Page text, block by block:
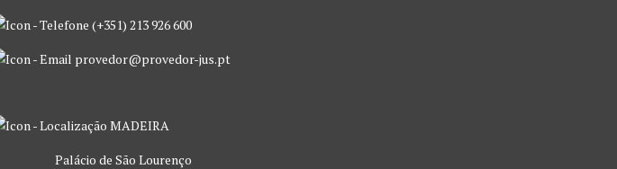
(+351) 213 926 600
provedor@provedor-jus.pt
MADEIRA
Palácio de São Lourenço